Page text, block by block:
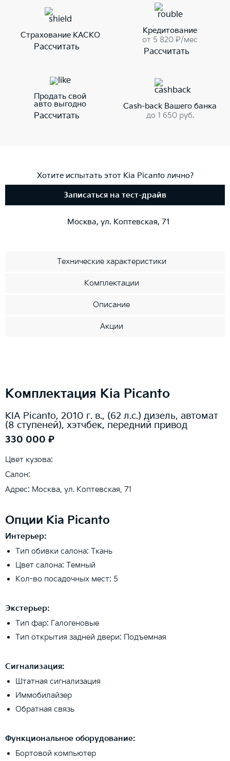
Страхование КАСКО
Рассчитать
Кредитование
от 5 820 ₽/мес
Рассчитать
Продать свой
авто выгодно
Рассчитать
Cash-back Вашего банка
до 1 650 руб.
Записаться на тест-драйв
Хотите испытать этот Kia Picanto лично?
Москва, ул. Коптевская, 71
Технические характеристики
Комплектации
Описание
Акции
Комплектация Kia Picanto
KIA Picanto, 2010 г. в., (62 л.с.) дизель, автомат
(8 ступеней), хэтчбек, передний привод
330 000 ₽
Цвет кузова:
Салон:
Адрес: Москва, ул. Коптевская, 71
Опции Kia Picanto
Интерьер:
Тип обивки салона: Ткань
Цвет салона: Темный
Кол-во посадочных мест: 5
Экстерьер:
Тип фар: Галогеновые
Тип открытия задней двери: Подъемная
Сигнализация:
Штатная сигнализация
Иммобилайзер
Обратная связь
Функциональное оборудование:
Бортовой компьютер